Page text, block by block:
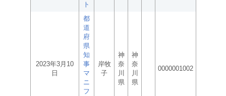
ト
2023年3月10
日
都
道
府
県
知
事
マ
ニ
フ
岸牧
子
神
奈
川
県
神
奈
川
県
0000001002